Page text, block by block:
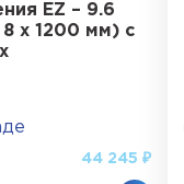
EZ – 9.6
х 1200 мм) с
44 245 ₽